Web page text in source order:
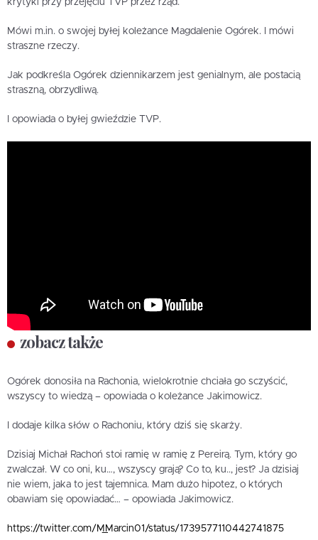
Mówi m.in. o swojej byłej koleżance Magdalenie Ogórek. I mówi
straszne rzeczy.
Jak podkreśla Ogórek dziennikarzem jest genialnym, ale postacią
straszną, obrzydliwą.
I opowiada o byłej gwieździe TVP.
zobacz także
Ogórek donosiła na Rachonia, wielokrotnie chciała go sczyścić,
wszyscy to wiedzą – opowiada o koleżance Jakimowicz.
I dodaje kilka słów o Rachoniu, który dziś się skarży.
Dzisiaj Michał Rachoń stoi ramię w ramię z Pereirą. Tym, który go
zwalczał. W co oni, ku…, wszyscy grają? Co to, ku.., jest? Ja dzisiaj
nie wiem, jaka to jest tajemnica. Mam dużo hipotez, o których
obawiam się opowiadać… – opowiada Jakimowicz.
https://twitter.com/M_Marcin01/status/1739577110442741875